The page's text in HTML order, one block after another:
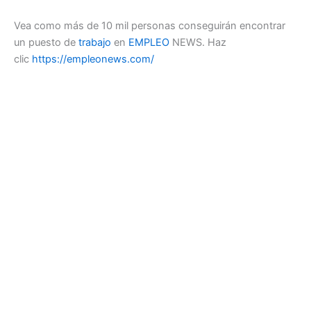
Vea como más de 10 mil personas conseguirán encontrar
un puesto de trabajo en EMPLEO NEWS. Haz
clic https://empleonews.com/